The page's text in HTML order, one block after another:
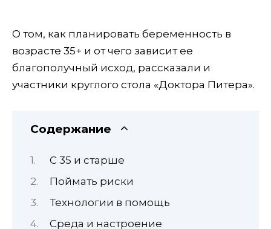
О том, как планировать беременность в
возрасте 35+ и от чего зависит ее
благополучный исход, рассказали и
участники круглого стола «Доктора Питера».
Содержание
С 35 и старше
Поймать риски
Технологии в помощь
Среда и настроение